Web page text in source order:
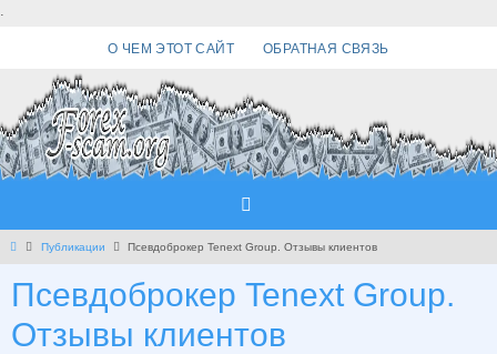
.
О ЧЕМ ЭТОТ САЙТ ОБРАТНАЯ СВЯЗЬ
Главная
Публикации Псевдоброкер Tenext Group. Отзывы клиентов
Псевдоброкер Tenext Group.
Отзывы клиентов